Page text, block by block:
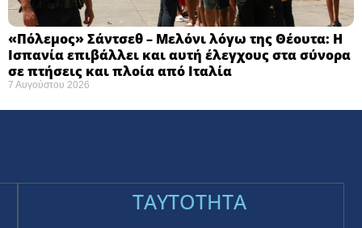
«Πόλεμος» Σάντσεθ – Μελόνι λόγω της Θέουτα: Η
Ισπανία επιβάλλει και αυτή έλεγχους στα σύνορα
σε πτήσεις και πλοία από Ιταλία
7 Αυγούστου 2026
TAYTOTHTA